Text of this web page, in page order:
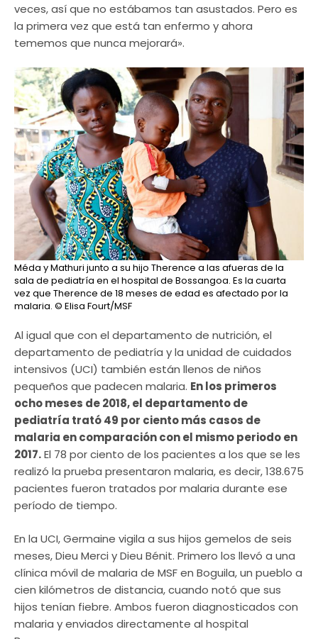
veces, así que no estábamos tan asustados. Pero es
la primera vez que está tan enfermo y ahora
tememos que nunca mejorará».
Méda y Mathuri junto a su hijo Therence a las afueras de la
sala de pediatría en el hospital de Bossangoa. Es la cuarta
vez que Therence de 18 meses de edad es afectado por la
malaria. © Elisa Fourt/MSF
Al igual que con el departamento de nutrición, el
departamento de pediatría y la unidad de cuidados
intensivos (UCI) también están llenos de niños
pequeños que padecen malaria. En los primeros
ocho meses de 2018, el departamento de
pediatría trató 49 por ciento más casos de
malaria en comparación con el mismo periodo en
2017.El 78 por ciento de los pacientes a los que se les
realizó la prueba presentaron malaria, es decir, 138.675
pacientes fueron tratados por malaria durante ese
período de tiempo.
En la UCI, Germaine vigila a sus hijos gemelos de seis
meses, Dieu Merci y Dieu Bénit. Primero los llevó a una
clínica móvil de malaria de MSF en Boguila, un pueblo a
cien kilómetros de distancia, cuando notó que sus
hijos tenían fiebre. Ambos fueron diagnosticados con
malaria y enviados directamente al hospital